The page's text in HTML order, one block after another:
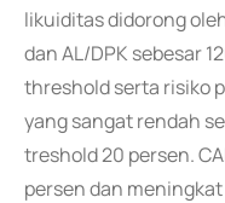
likuiditas didorong
dan AL/DPK sebesar
threshold serta risiko
yang sangat rendah
treshold 20 persen.
persen dan